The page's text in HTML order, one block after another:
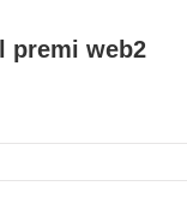
premi web2